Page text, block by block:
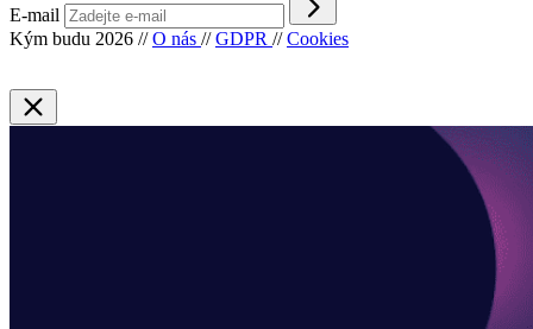
E-mail
Kým budu 2026 // O nás // GDPR // Cookies